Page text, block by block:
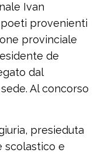
Ivan
provenienti
provinciale
de
dal
Al concorso
presieduta
scolastico e